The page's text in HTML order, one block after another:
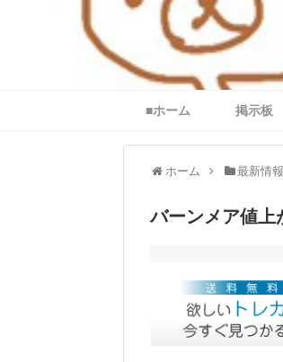
■ホーム 掲示板
ホーム 最新情報
バーンメア値上